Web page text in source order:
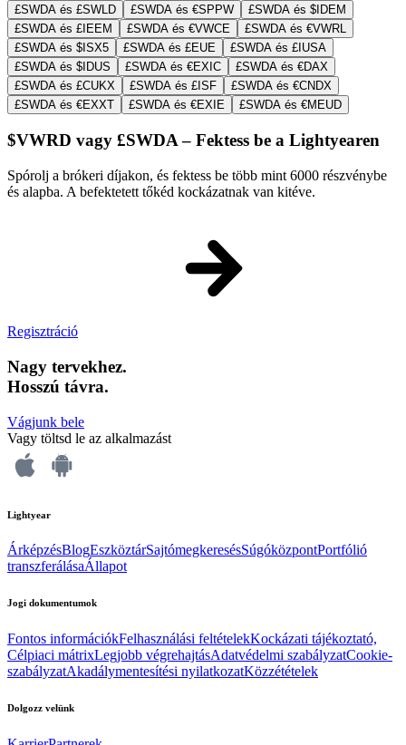
£SWDA és £SWLD
£SWDA és €SPPW
£SWDA és $IDEM
£SWDA és £IEEM
£SWDA és €VWCE
£SWDA és €VWRL
£SWDA és $ISX5
£SWDA és £EUE
£SWDA és £IUSA
£SWDA és $IDUS
£SWDA és €EXIC
£SWDA és €DAX
£SWDA és £CUKX
£SWDA és £ISF
£SWDA és €CNDX
£SWDA és €EXXT
£SWDA és €EXIE £SWDA és €MEUD
$VWRD vagy £SWDA – Fektess be a Lightyearen
Spórolj a brókeri díjakon, és fektess be több mint 6000 részvénybe
és alapba. A befektetett tőkéd kockázatnak van kitéve.
Regisztráció
Nagy tervekhez.
Hosszú távra.
Vágjunk bele
Vagy töltsd le az alkalmazást
Lightyear
ÁrképzésBlogEszköztárSajtómegkeresésSúgóközpontPortfólió
transzferálásaÁllapot
Jogi dokumentumok
Fontos információkFelhasználási feltételekKockázati tájékoztató,
Célpiaci mátrixLegjobb végrehajtásAdatvédelmi szabályzatCookie-
szabályzatAkadálymentesítési nyilatkozatKözzétételek
Dolgozz velünk